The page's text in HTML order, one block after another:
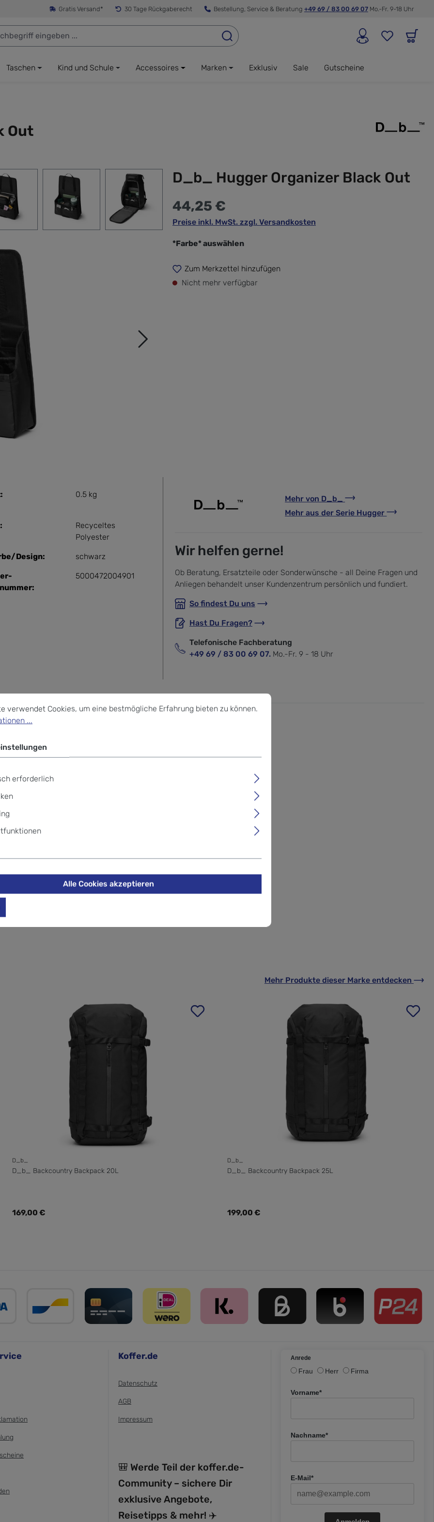
Gratis Versand* 30 Tage Rückgaberecht Bestellung, Service & Beratung +49 69 / 83 00 69 07 Mo.-Fr. 9-18 Uhr
Taschen Kind und Schule Accessoires Marken Exklusiv Sale Gutscheine
Out
D_b_ Hugger Organizer Black Out
44,25 €
Preise inkl. MwSt. zzgl. Versandkosten
*Farbe* auswählen
Zum Merkzettel hinzufügen
Nicht mehr verfügbar
0.5 kg
Recyceltes
Polyester
Design: schwarz
5000472004901
Mehr von D_b_
Mehr aus der Serie Hugger
Wir helfen gerne!
Ob Beratung, Ersatzteile oder Sonderwünsche - all Deine Fragen und
Anliegen behandelt unser Kundenzentrum persönlich und fundiert.
So findest Du uns
Hast Du Fragen?
Telefonische Fachberatung
+49 69 / 83 00 69 07. Mo.-Fr. 9 - 18 Uhr
Organizer Black Out"
und am Wochenende raus damit!
Mehr Produkte dieser Marke entdecken
D_b_
D_b_ Backcountry Backpack 20L
Regulärer Preis:
169,00 €
D_b_
D_b_ Backcountry Backpack 25L
Regulärer Preis:
199,00 €
Koffer.de
Datenschutz
AGB
Impressum
🎒 Werde Teil der koffer.de-
Community – sichere Dir
exklusive Angebote,
Reisetipps & mehr! ✈️
Anrede
Frau Herr Firma
Vorname*
Nachname*
E-Mail*
Cookies, um eine bestmögliche Erfahrung bieten zu können.
Mehr Informationen ...
verwendet Cookies, um eine bestmögliche Erfahrung bieten zu können.
...
erforderlich
Alle Cookies akzeptieren